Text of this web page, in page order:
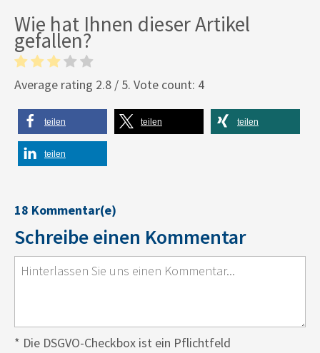
Wie hat Ihnen dieser Artikel
gefallen?
Average rating 2.8 / 5. Vote count: 4
teilen teilen teilen
teilen
18 Kommentar(e)
Schreibe einen Kommentar
* Die DSGVO-Checkbox ist ein Pflichtfeld